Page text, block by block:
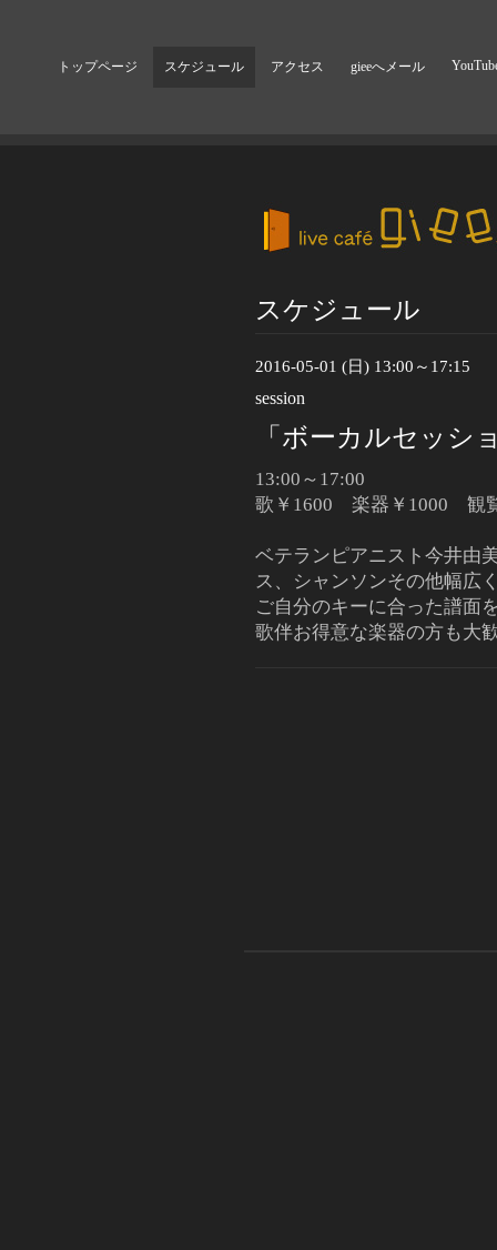
トップページ スケジュール アクセス gieeへメール
スケジュール
2016-05-01 (日) 13:00～17:15
session
「ボーカルセッシ
13:00～17:00
歌￥1600 楽器￥1000 観
ベテランピアニスト今井由
ス、シャンソンその他幅広
ご自分のキーに合った譜面
歌伴お得意な楽器の方も大